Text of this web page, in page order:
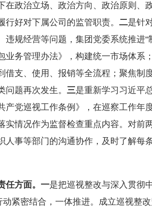
在政治立场、政治方向、政治原则、
行好对下属公司的监管职责。 二是针
违规经营等问题，集团党委系统推进
业务管理办法》，构建统一市场体系
借支、使用、报销等全流程；聚焦制
问题再次发生。 三是重新学习习近平
产党巡视工作条例》，在巡察工作年
实情况作为监督检查重点内容。对前
人事等部门的沟通协作，及时了解每
任方面。 一是把巡视整改与深入贯彻
动紧密结合，一体推进。成立巡视整